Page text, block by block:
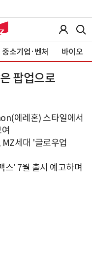
중소기업·벤처 바이오
팝업으로
에레혼) 스타일에서
세대 '글로우업
스' 7월 출시 예고하며